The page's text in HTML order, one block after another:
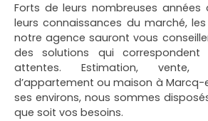
Forts de leurs nombreuses années
leurs connaissances du marché,
notre agence sauront vous
des solutions qui
attentes. Estimation, vente,
d’appartement ou maison à Marcq-
ses environs, nous sommes
que soit vos besoins.